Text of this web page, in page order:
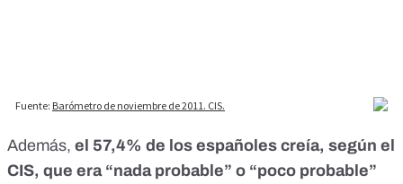
Además, el 57,4% de los españoles creía, según el
CIS, que era “nada probable” o “poco probable”